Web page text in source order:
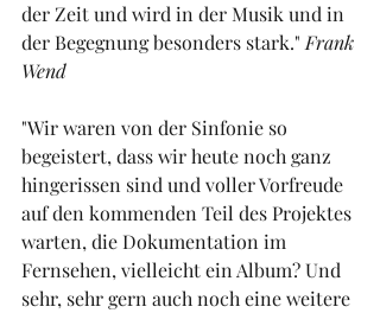
der Zeit und wird in der Musik und in
der Begegnung besonders stark." Frank
Wend
"Wir waren von der Sinfonie so
begeistert, dass wir heute noch ganz
hingerissen sind und voller Vorfreude
auf den kommenden Teil des Projektes
warten, die Dokumentation im
Fernsehen, vielleicht ein Album? Und
sehr, sehr gern auch noch eine weitere